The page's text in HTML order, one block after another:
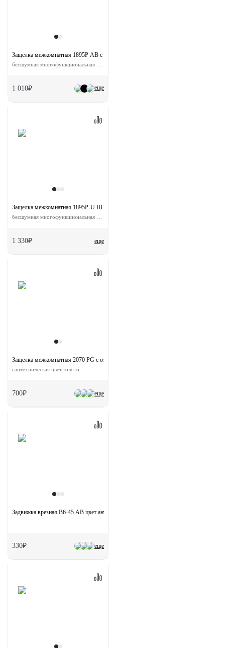
еще
Защелка межкомнатная 1895P AB с ответной планкой
1 010₽
еще
Защелка межкомнатная 1895P-U IB с ответной планкой
1 330₽
еще
Защелка межкомнатная 2070 PG с ответной планкой
сантехническая цвет золото
700₽
еще
Задвижка врезная B6-45 AB цвет античная бронза
330₽